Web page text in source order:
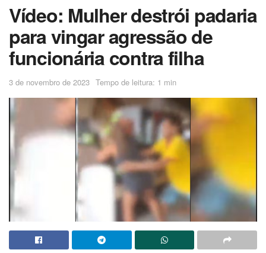
Vídeo: Mulher destrói padaria
para vingar agressão de
funcionária contra filha
3 de novembro de 2023 Tempo de leitura: 1 min